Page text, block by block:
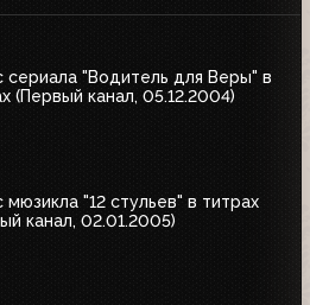
сериала "Водитель для Веры" в
(Первый канал, 05.12.2004)
мюзикла "12 стульев" в титрах
канал, 02.01.2005)